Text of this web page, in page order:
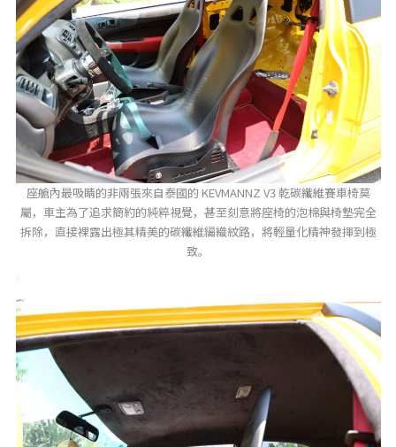
座艙內最吸睛的非兩張來自泰國的 KEVMANNZ V3 乾碳纖維賽車椅莫
屬，車主為了追求簡約的純粹視覺，甚至刻意將座椅的泡棉與椅墊完全
拆除，直接裸露出極其精美的碳纖維編織紋路，將輕量化精神發揮到極
致。